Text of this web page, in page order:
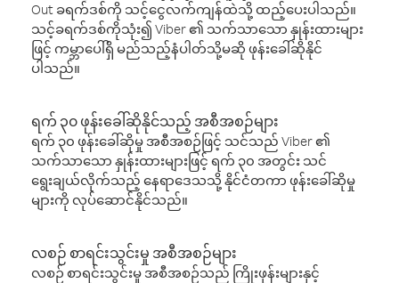
Out ခရက်ဒစ်ကို သင့်ငွေလက်ကျန်ထဲသို့ ထည့်ပေးပါသည်။
သင့်ခရက်ဒစ်ကိုသုံး၍ Viber ၏ သက်သာသော နှုန်းထားများ
ဖြင့် ကမ္ဘာပေါ်ရှိ မည်သည့်နံပါတ်သို့မဆို ဖုန်းခေါ်ဆိုနိုင်
ပါသည်။
ရက် ၃၀ ဖုန်းခေါ်ဆိုနိုင်သည့် အစီအစဉ်များ
ရက် ၃၀ ဖုန်းခေါ်ဆိုမှု အစီအစဉ်ဖြင့် သင်သည် Viber ၏
သက်သာသော နှုန်းထားများဖြင့် ရက် ၃၀ အတွင်း သင်
ရွေးချယ်လိုက်သည့် နေရာဒေသသို့ နိုင်ငံတကာ ဖုန်းခေါ်ဆိုမှု
များကို လုပ်ဆောင်နိုင်သည်။
လစဉ် စာရင်းသွင်းမှု အစီအစဉ်များ
လစဉ် စာရင်းသွင်းမှု အစီအစဉ်သည် ကြိုးဖုန်းများနှင့်